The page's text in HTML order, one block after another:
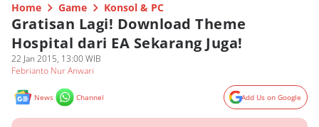
Home Game Konsol & PC
Gratisan Lagi! Download Theme
Hospital dari EA Sekarang Juga!
22 Jan 2015, 13:00 WIB
Febrianto Nur Anwari
News Channel Add Us on Google